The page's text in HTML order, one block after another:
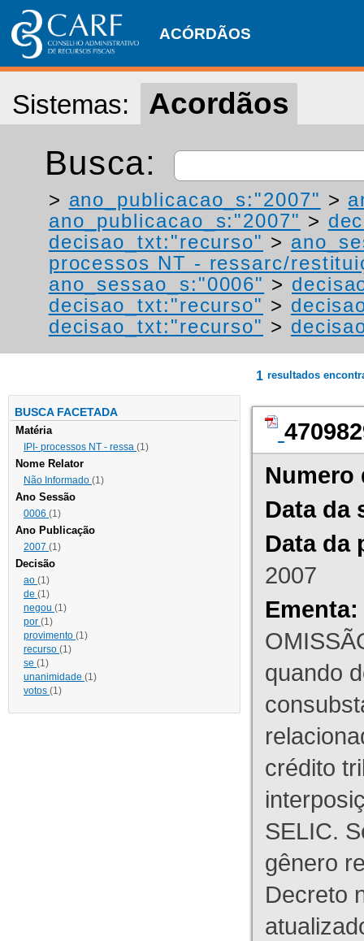
ACÓRDÃOS
Sistemas: Acordãos
Busca:
> ano_publicacao_s:"2007" >
ano_publicacao_s:"2007" >
decisao_txt:"recurso" >
processos NT - ressarc/
ano_sessao_s:"0006" >
decisao_txt:"recurso" >
decisao_txt:"recurso" >
BUSCA FACETADA
Matéria
IPI- processos NT - ressa (1)
Nome Relator
Não Informado (1)
Ano Sessão
0006 (1)
Ano Publicação
2007 (1)
Decisão
ao (1)
de (1)
negou (1)
por (1)
provimento (1)
recurso (1)
se (1)
unanimidade (1)
votos (1)
1 resultados
Numero
Data da
Data da
2007
Ementa:
quando
crédito
SELIC.
gênero
Decreto